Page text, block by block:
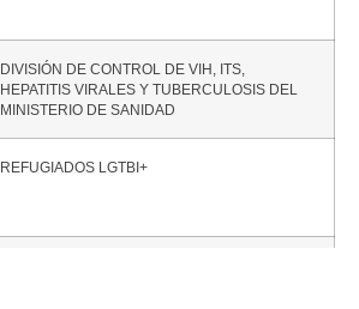
DIVISIÓN DE CONTROL DE VIH, ITS,
HEPATITIS VIRALES Y TUBERCULOSIS DEL
MINISTERIO DE SANIDAD
REFUGIADOS LGTBI+